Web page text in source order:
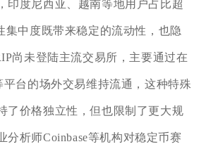
印度尼西亚、越南等地用户占比超
集中度既带来稳定的流动性，也隐
尚未登陆主流交易所，主要通过在
平台的场外交易维持流通，这种特殊
了价格独立性，但也限制了更大规
分析师Coinbase等机构对稳定币赛